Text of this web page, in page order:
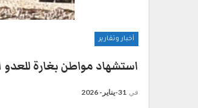
أخبار وتقارير
استشهاد مواطن بغارة للعدو
في 31-يناير- 2026